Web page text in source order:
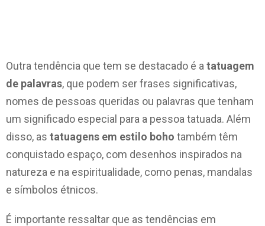
Outra tendência que tem se destacado é a tatuagem
de palavras, que podem ser frases significativas,
nomes de pessoas queridas ou palavras que tenham
um significado especial para a pessoa tatuada. Além
disso, as tatuagens em estilo boho também têm
conquistado espaço, com desenhos inspirados na
natureza e na espiritualidade, como penas, mandalas
e símbolos étnicos.
É importante ressaltar que as tendências em